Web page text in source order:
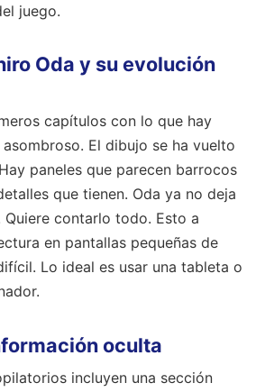
juego.
Oda y su evolución
capítulos con lo que hay
El dibujo se ha vuelto
paneles que parecen barrocos
que tienen. Oda ya no deja
Quiere contarlo todo. Esto a
en pantallas pequeñas de
Lo ideal es usar una tableta o
oculta
incluyen una sección